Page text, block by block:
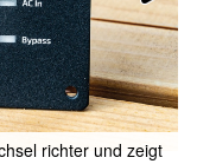
richter und zeigt